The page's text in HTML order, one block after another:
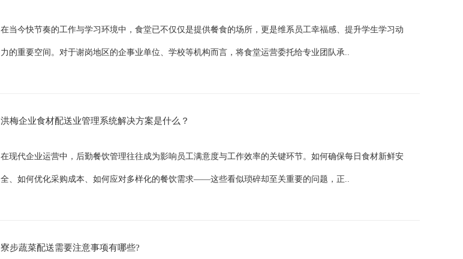
在当今快节奏的工作与学习环境中，食堂已不仅仅是提供餐食的场所，更是维系员工幸福感、提升学生学习动
力的重要空间。对于谢岗地区的企事业单位、学校等机构而言，将食堂运营委托给专业团队承..
洪梅企业食材配送业管理系统解决方案是什么？
在现代企业运营中，后勤餐饮管理往往成为影响员工满意度与工作效率的关键环节。如何确保每日食材新鲜安
全、如何优化采购成本、如何应对多样化的餐饮需求——这些看似琐碎却至关重要的问题，正..
寮步蔬菜配送需要注意事项有哪些?